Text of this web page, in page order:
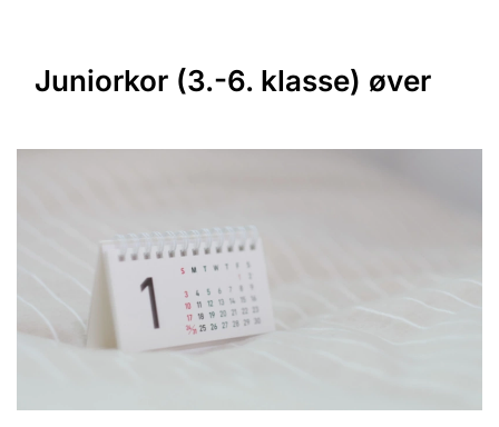
Juniorkor (3.-6. klasse) øver